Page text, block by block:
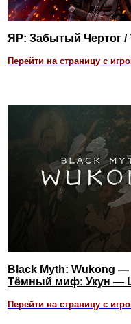
ЯР: Забытый Чертог /
Перейти на страницу с
Black Myth: Wukong
Тёмный миф: Укун —
Перейти на страницу с